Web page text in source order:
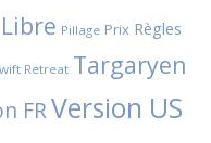
Pillage Prix Règles
Retreat Targaryen
FRVersion US